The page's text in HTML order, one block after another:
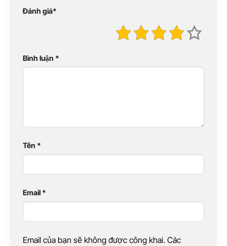
Đánh giá*
Bình luận *
Tên *
Email *
Email của bạn sẽ không được công khai. Các